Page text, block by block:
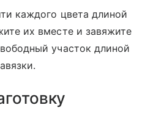
каждого цвета длиной
их вместе и завяжите
участок длиной